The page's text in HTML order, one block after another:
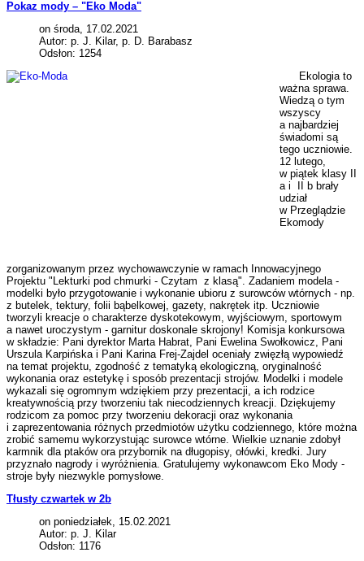
Pokaz mody – "Eko Moda"
on środa, 17.02.2021
Autor: p. J. Kilar, p. D. Barabasz
Odsłon: 1254
Ekologia to
ważna sprawa.
Wiedzą o tym
wszyscy
a najbardziej
świadomi są
tego uczniowie.
12 lutego,
w piątek klasy II
a i II b brały
udział
w Przeglądzie
Ekomody
zorganizowanym przez wychowawczynie w ramach Innowacyjnego
Projektu "Lekturki pod chmurki - Czytam z klasą". Zadaniem modela -
modelki było przygotowanie i wykonanie ubioru z surowców wtórnych - np.
z butelek, tektury, folii bąbelkowej, gazety, nakrętek itp. Uczniowie
tworzyli kreacje o charakterze dyskotekowym, wyjściowym, sportowym
a nawet uroczystym - garnitur doskonale skrojony! Komisja konkursowa
w składzie: Pani dyrektor Marta Habrat, Pani Ewelina Swołkowicz, Pani
Urszula Karpińska i Pani Karina Frej-Zajdel oceniały zwięzłą wypowiedź
na temat projektu, zgodność z tematyką ekologiczną, oryginalność
wykonania oraz estetykę i sposób prezentacji strojów. Modelki i modele
wykazali się ogromnym wdziękiem przy prezentacji, a ich rodzice
kreatywnością przy tworzeniu tak niecodziennych kreacji. Dziękujemy
rodzicom za pomoc przy tworzeniu dekoracji oraz wykonania
i zaprezentowania różnych przedmiotów użytku codziennego, które można
zrobić samemu wykorzystując surowce wtórne. Wielkie uznanie zdobył
karmnik dla ptaków ora przybornik na długopisy, ołówki, kredki. Jury
przyznało nagrody i wyróżnienia. Gratulujemy wykonawcom Eko Mody -
stroje były niezwykle pomysłowe.
Tłusty czwartek w 2b
on poniedziałek, 15.02.2021
Autor: p. J. Kilar
Odsłon: 1176